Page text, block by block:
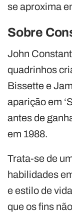
se aproxima
Sobre
John
quadrinhos
Bissette e
aparição em
antes de
em 1988.
Trata-se de
habilidades
e estilo de
que os fins